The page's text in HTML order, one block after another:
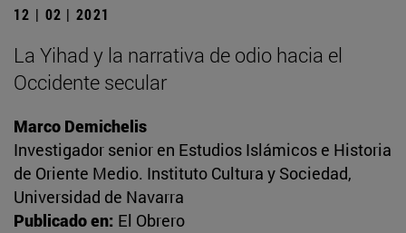
12 | 02 | 2021
La Yihad y la narrativa de odio hacia el
Occidente secular
Marco Demichelis
Investigador senior en Estudios Islámicos e Historia
de Oriente Medio. Instituto Cultura y Sociedad,
Universidad de Navarra
Publicado en: El Obrero